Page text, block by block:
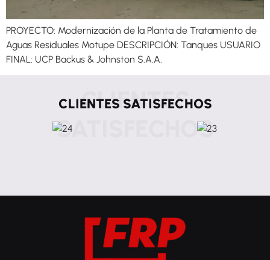
PROYECTO: Modernización de la Planta de Tratamiento de
Aguas Residuales Motupe DESCRIPCIÓN: Tanques USUARIO
FINAL: UCP Backus & Johnston S.A.A.
CLIENTES
SATISFECHOS
CLIENTES SATISFECHOS